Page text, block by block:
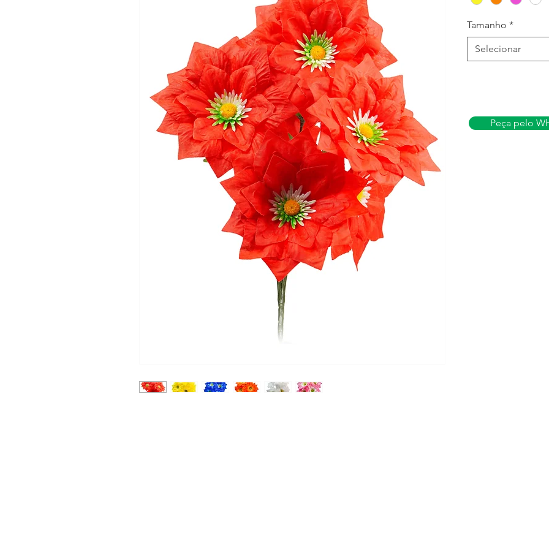
Tamanho *
Selecionar
Peça pelo